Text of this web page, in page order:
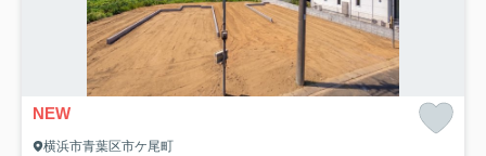
NEW
横浜市青葉区市ケ尾町